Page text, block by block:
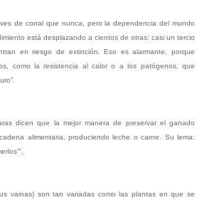
de corral que nunca, pero la dependencia del mundo
está desplazando a cientos de otras: casi un tercio
en riesgo de extinción. Eso es alarmante, porque
como la resistencia al calor o a los patógenos, que
dicen que la mejor manera de preservar el ganado
alimentaria, produciendo leche o carne. Su lema:
vainas) son tan variadas como las plantas en que se